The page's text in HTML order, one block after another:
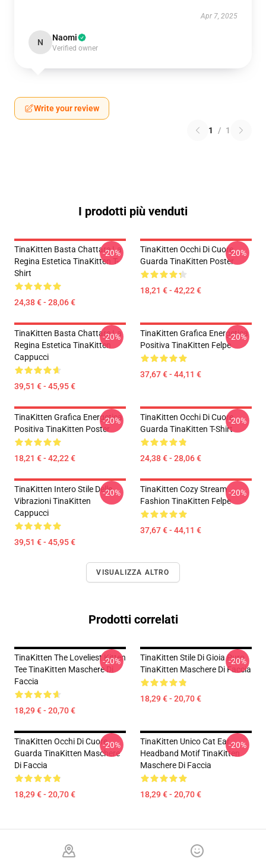
Apr 7, 2025
N Naomi
Verified owner
Write your review
1 / 1
I prodotti più venduti
TinaKitten Basta Chattare La
Regina Estetica TinaKitten T-
Shirt
24,38 € - 28,06 €
-20%
TinaKitten Occhi Di Cuore
Guarda TinaKitten Poster
18,21 € - 42,22 €
-20%
TinaKitten Basta Chattare La
Regina Estetica TinaKitten
Cappucci
39,51 € - 45,95 €
-20%
TinaKitten Grafica Energetica
Positiva TinaKitten Felpe
37,67 € - 44,11 €
-20%
TinaKitten Grafica Energetica
Positiva TinaKitten Poster
18,21 € - 42,22 €
-20%
TinaKitten Occhi Di Cuore
Guarda TinaKitten T-Shirt
24,38 € - 28,06 €
-20%
TinaKitten Intero Stile Delle
Vibrazioni TinaKitten
Cappucci
39,51 € - 45,95 €
-20%
TinaKitten Cozy Stream
Fashion TinaKitten Felpe
37,67 € - 44,11 €
-20%
VISUALIZZA ALTRO
Prodotti correlati
TinaKitten The Loveliest Kitten
Tee TinaKitten Maschere Di
Faccia
18,29 € - 20,70 €
-20%
TinaKitten Stile Di Gioia Puro
TinaKitten Maschere Di Faccia
18,29 € - 20,70 €
-20%
TinaKitten Occhi Di Cuore
Guarda TinaKitten Maschere
Di Faccia
18,29 € - 20,70 €
-20%
TinaKitten Unico Cat Ear
Headband Motif TinaKitten
Maschere Di Faccia
18,29 € - 20,70 €
-20%